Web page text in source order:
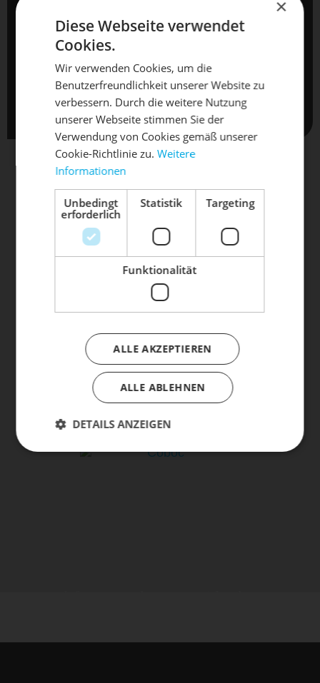
X
DIE SONNE LACHT, DEIN
RAD ERWACHT
Mach dein Bike frühlingsfit - gönn
ihm den Service, den es verdient!
Dein Bike braucht Service, Wartung
oder ein Update?
Buche dir jetzt deinen Termin.
Termine sind erst nach schriftlicher Bestätigung verbindlich .
Mit dem Absenden Ihrer Anfrage, akzeptieren Sie
automatisch unsereAGBundDatenschutzbestimmungen
UNSERE FAHRRAD - MARKEN
×
Diese Webseite verwendet
Cookies.
Wir verwenden Cookies, um die
Benutzerfreundlichkeit unserer Website zu
verbessern. Durch die weitere Nutzung
unserer Webseite stimmen Sie der
Verwendung von Cookies gemäß unserer
Cookie-Richtlinie zu.Weitere
Informationen
Unbedingt
erforderlich
Statistik Targeting
Funktionalität
ALLE AKZEPTIEREN
ALLE ABLEHNEN
DETAILS ANZEIGEN